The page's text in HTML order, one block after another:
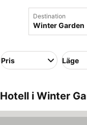
Destination
Pris Läge
Hotell i Winter